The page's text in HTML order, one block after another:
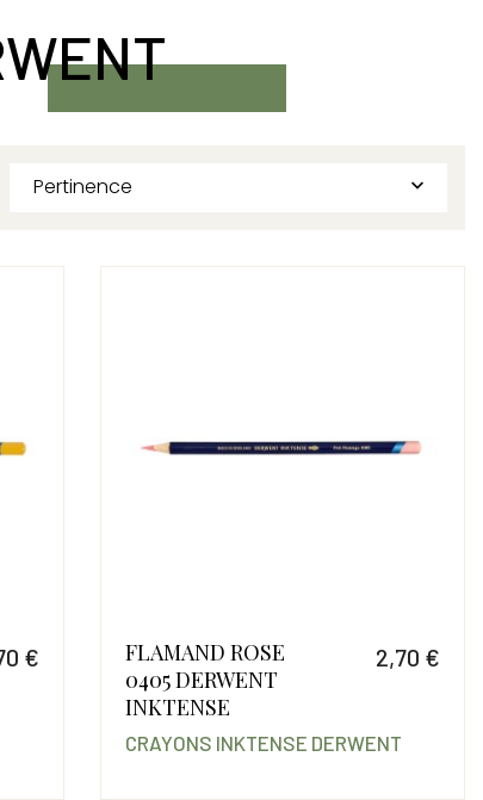
Pertinence 
€
FLAMAND ROSE
0405 DERWENT
INKTENSE
2,70 €
CRAYONS INKTENSE DERWENT